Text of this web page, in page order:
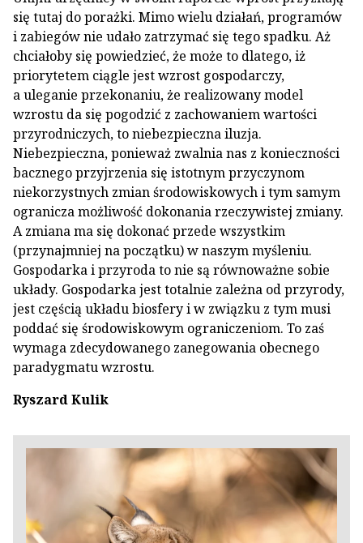
się tutaj do porażki. Mimo wielu działań, programów
i zabiegów nie udało zatrzymać się tego spadku. Aż
chciałoby się powiedzieć, że może to dlatego, iż
priorytetem ciągle jest wzrost gospodarczy,
a uleganie przekonaniu, że realizowany model
wzrostu da się pogodzić z zachowaniem wartości
przyrodniczych, to niebezpieczna iluzja.
Niebezpieczna, ponieważ zwalnia nas z konieczności
bacznego przyjrzenia się istotnym przyczynom
niekorzystnych zmian środowiskowych i tym samym
ogranicza możliwość dokonania rzeczywistej zmiany.
A zmiana ma się dokonać przede wszystkim
(przynajmniej na początku) w naszym myśleniu.
Gospodarka i przyroda to nie są równoważne sobie
układy. Gospodarka jest totalnie zależna od przyrody,
jest częścią układu biosfery i w związku z tym musi
poddać się środowiskowym ograniczeniom. To zaś
wymaga zdecydowanego zanegowania obecnego
paradygmatu wzrostu.
Ryszard Kulik